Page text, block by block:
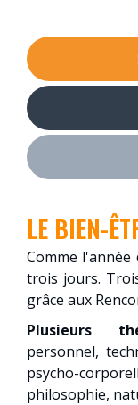
LE BIEN-
Comme
trois jours.
grâce aux
Plusieurs
personnel,
psycho-
philosophie,